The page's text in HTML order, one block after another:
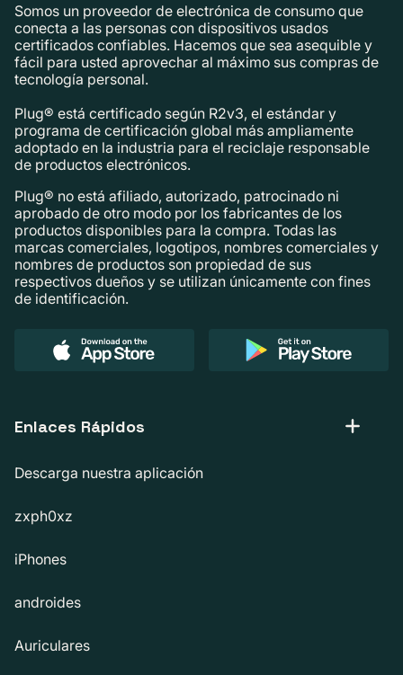
Somos un proveedor de electrónica de consumo que
conecta a las personas con dispositivos usados ​​
certificados confiables. Hacemos que sea asequible y
fácil para usted aprovechar al máximo sus compras de
tecnología personal.
Plug® está certificado según R2v3, el estándar y
programa de certificación global más ampliamente
adoptado en la industria para el reciclaje responsable
de productos electrónicos.
Plug® no está afiliado, autorizado, patrocinado ni
aprobado de otro modo por los fabricantes de los
productos disponibles para la compra. Todas las
marcas comerciales, logotipos, nombres comerciales y
nombres de productos son propiedad de sus
respectivos dueños y se utilizan únicamente con fines
de identificación.
Enlaces Rápidos
Descarga nuestra aplicación
zxph0xz
iPhones
androides
Auriculares